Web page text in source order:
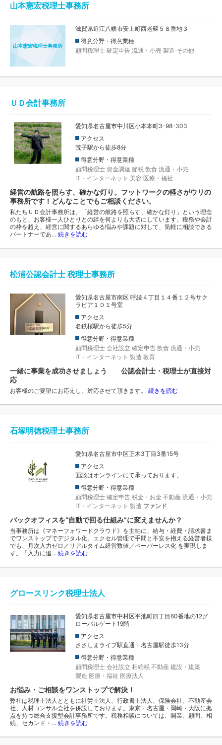
山本憲宏税理士事務所
山本憲宏税理士事務所
滋賀県近江八幡市安土町西老蘇５８番地３
得意分野・得意業種
顧問税理士 確定申告 流通・小売 製造 その他
ＵＤ会計事務所
愛知県名古屋市中川区小本本町3-98-303
アクセス
荒子駅から徒歩8分
得意分野・得意業種
顧問税理士 資金調達 節税 飲食 流通・小売
IT・インターネット 美容 医療・福祉
経営の航路を照らす、確かな灯り。フットワークの軽さがウリの
事務所です！どんなことでもご相談ください。
私たちＵＤ会計事務所は、「経営の航路を照らす、確かな灯り」という理念
のもと、お客様一人ひとりとの絆を何よりも大切にしています。税務や会計
の枠を超え、経営に関するあらゆる悩みや課題に対して、気軽に相談できる
パートナーであ… 続きを読む
松浦公認会計士 税理士事務所
愛知県名古屋市南区 呼続４丁目１４番１２号サク
ラピア１０１号室
アクセス
名鉄桜駅から徒歩5分
得意分野・得意業種
顧問税理士 会社設立 確定申告 飲食 流通・小売
IT・インターネット 製造 教育
一緒に事業を成功させましょう 公認会計士・税理士が直接対
応
お客様のご要望にお応えし、対応させて頂きます。 続きを読む
石塚明徳税理士事務所
愛知県名古屋市中区正木3丁目3番15号
アクセス
面談はオンラインにて承っております。
得意分野・得意業種
顧問税理士 確定申告 税金・お金 不動産 流通・小売
IT・インターネット 製造 ファンド
バックオフィスを“自動で回る仕組み”に変えませんか？
当事務所は《マネーフォワードクラウド》を主軸に、給与・経費・請求書ま
でワンストップでデジタル化。エクセル管理で手間と不安を抱える経営者様
でも、月次入力ゼロ／リアルタイム経営数値／ペーパーレス化 を実現しま
す。「入力に追… 続きを読む
グロースリンク税理士法人
愛知県名古屋市中村区平池町四丁目60番地の12グ
ローバルゲート19階
アクセス
ささしまライブ駅直通・名古屋駅徒歩13分
得意分野・得意業種
顧問税理士 会社設立 相続税 不動産 建設・建築
製造 医療・福祉 医療法人
お悩み・ご相談をワンストップで解決！
弊社は税理士法人とともに社労士法人、行政書士法人、保険会社、不動産会
社、人材コンサル会社を併設しております。東京・名古屋・岡崎・大阪に拠
点を持つ総合支援型会計事務所です。税務相談については、開業、顧問、相
続、セカンド・… 続きを読む